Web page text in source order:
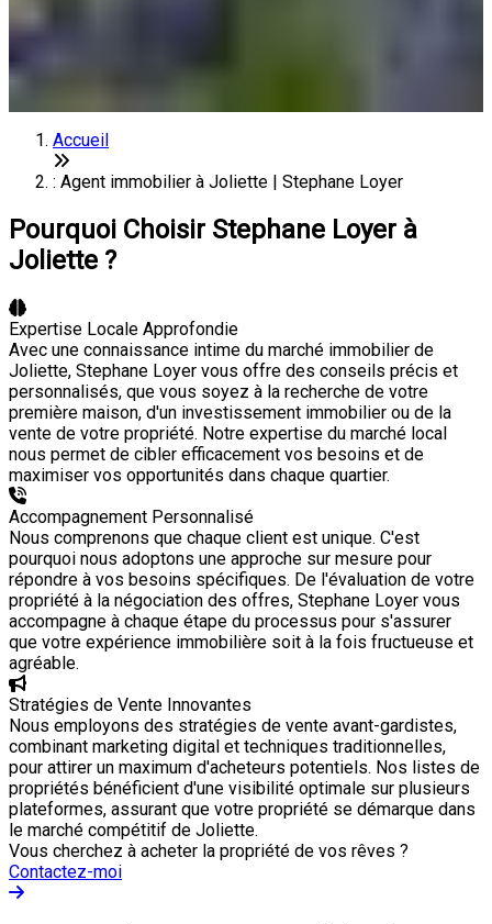
Accueil
: Agent immobilier à Joliette | Stephane Loyer
Pourquoi Choisir Stephane Loyer à
Joliette ?
Expertise Locale Approfondie
Avec une connaissance intime du marché immobilier de
Joliette, Stephane Loyer vous offre des conseils précis et
personnalisés, que vous soyez à la recherche de votre
première maison, d'un investissement immobilier ou de la
vente de votre propriété. Notre expertise du marché local
nous permet de cibler efficacement vos besoins et de
maximiser vos opportunités dans chaque quartier.
Accompagnement Personnalisé
Nous comprenons que chaque client est unique. C'est
pourquoi nous adoptons une approche sur mesure pour
répondre à vos besoins spécifiques. De l'évaluation de votre
propriété à la négociation des offres, Stephane Loyer vous
accompagne à chaque étape du processus pour s'assurer
que votre expérience immobilière soit à la fois fructueuse et
agréable.
Stratégies de Vente Innovantes
Nous employons des stratégies de vente avant-gardistes,
combinant marketing digital et techniques traditionnelles,
pour attirer un maximum d'acheteurs potentiels. Nos listes de
propriétés bénéficient d'une visibilité optimale sur plusieurs
plateformes, assurant que votre propriété se démarque dans
le marché compétitif de Joliette.
Vous cherchez à acheter la propriété de vos rêves ?
Contactez-moi